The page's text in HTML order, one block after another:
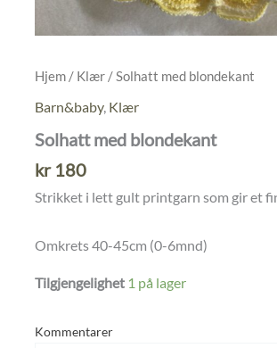
Hjem / Klær / Solhatt med blondekant
Barn&baby, Klær
Solhatt med blondekant
kr180
Strikket i lett gult printgarn som gir et
Omkrets 40-45cm (0-6mnd)
Tilgjengelighet 1 på lager
Kommentarer